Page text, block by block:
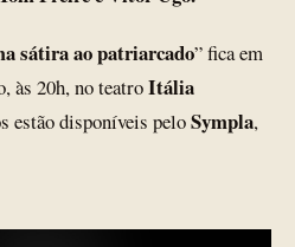
sátira ao patriarcado” fica em
às 20h, no teatroItália
estão disponíveis peloSympla,